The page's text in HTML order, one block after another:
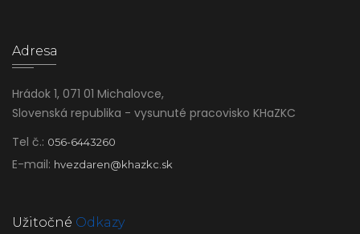
Adresa
Hrádok 1, 071 01 Michalovce,
Slovenská republika - vysunuté pracovisko KHaZKC
Tel č.: 056-6443260
E-mail: hvezdaren@khazkc.sk
Užitočné Odkazy